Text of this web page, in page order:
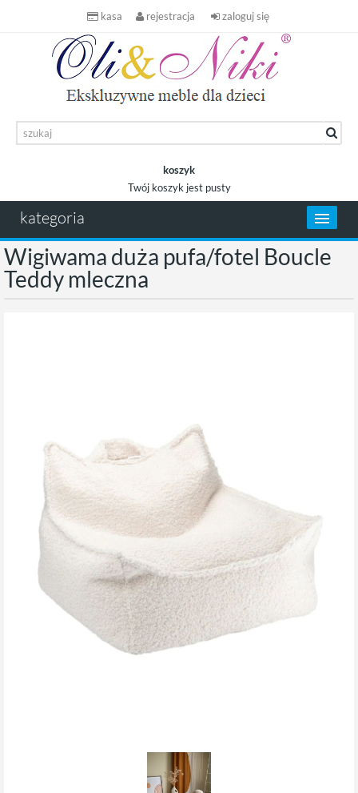
kasa rejestracja zaloguj się
koszyk
Twój koszyk jest pusty
kategoria
Wigiwama duża pufa/fotel Boucle
Teddy mleczna